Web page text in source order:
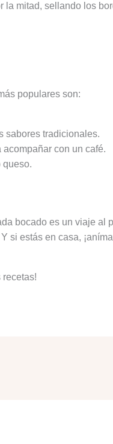
mitad, sellando los
populares son:
sabores tradicionales.
con un café.
queso.
bocado es un viaje al
si estás en casa,
recetas!